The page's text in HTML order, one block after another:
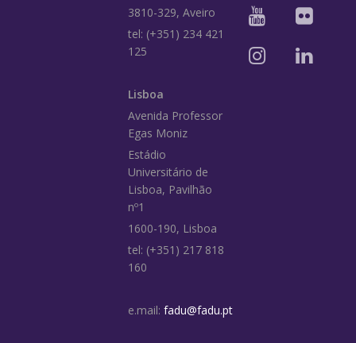
3810-329, Aveiro
tel: (+351) 234 421
125
Lisboa
Avenida Professor
Egas Moniz
Estádio
Universitário de
Lisboa, Pavilhão
nº1
1600-190, Lisboa
tel: (+351) 217 818
160
e.mail: fadu@fadu.pt